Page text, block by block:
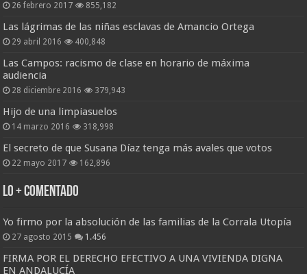
26 febrero 2017 855,182
Las lágrimas de las niñas esclavas de Amancio Ortega
29 abril 2016 400,848
Las Campos: racismo de clase en horario de máxima
audiencia
28 diciembre 2016 379,943
Hijo de una limpiasuelos
14 marzo 2016 318,998
El secreto de que Susana Díaz tenga más avales que votos
22 mayo 2017 162,896
Lo + Comentado
Yo firmo por la absolución de las familias de la Corrala Utopía
27 agosto 2015 1.456
FIRMA POR EL DERECHO EFECTIVO A UNA VIVIENDA DIGNA
EN ANDALUCÍA